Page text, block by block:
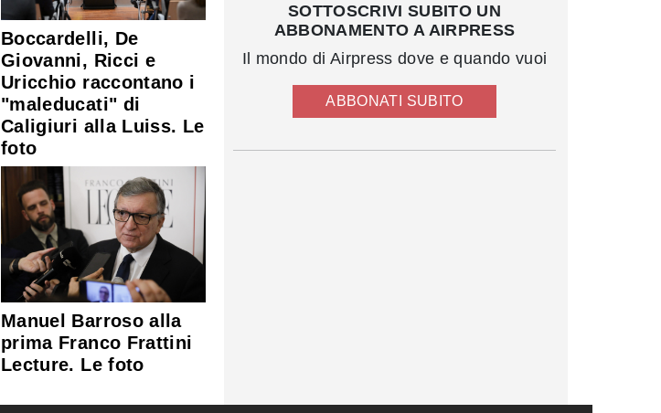
Boccardelli, De
Giovanni, Ricci e
Uricchio raccontano i
"maleducati" di
Caligiuri alla Luiss. Le
foto
Manuel Barroso alla
prima Franco Frattini
Lecture. Le foto
SOTTOSCRIVI SUBITO UN
ABBONAMENTO A AIRPRESS
Il mondo di Airpress dove e quando vuoi
ABBONATI SUBITO